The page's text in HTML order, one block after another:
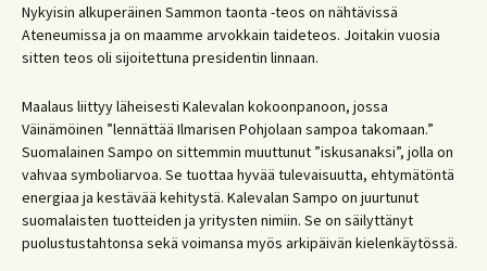
Nykyisin alkuperäinen Sammon taonta -teos on nähtävissä
Ateneumissa ja on maamme arvokkain taideteos. Joitakin vuosia
sitten teos oli sijoitettuna presidentin linnaan.
Maalaus liittyy läheisesti Kalevalan kokoonpanoon, jossa
Väinämöinen ”lennättää Ilmarisen Pohjolaan sampoa takomaan.”
Suomalainen Sampo on sittemmin muuttunut ”iskusanaksi”, jolla on
vahvaa symboliarvoa. Se tuottaa hyvää tulevaisuutta, ehtymätöntä
energiaa ja kestävää kehitystä. Kalevalan Sampo on juurtunut
suomalaisten tuotteiden ja yritysten nimiin. Se on säilyttänyt
puolustustahtonsa sekä voimansa myös arkipäivän kielenkäytössä.